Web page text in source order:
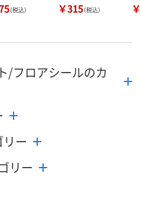
（税込） ￥315（税込）
/フロアシールのカ
ー
リー